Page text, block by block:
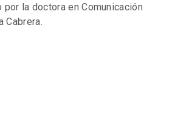
la doctora en Comunicación
Cabrera.